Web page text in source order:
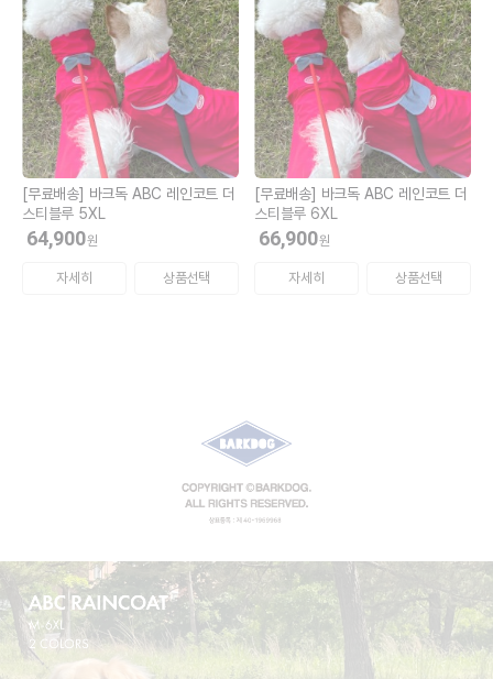
[무료배송] 바크독 ABC 레인코트 더
스티블루 5XL
64,900원
자세히 상품선택
[무료배송] 바크독 ABC 레인코트 더
스티블루 6XL
66,900원
자세히 상품선택